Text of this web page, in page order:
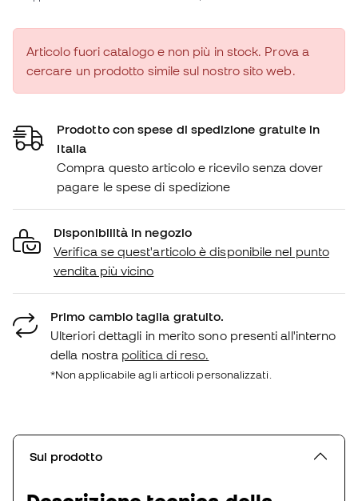
Articolo fuori catalogo e non più in stock. Prova a
cercare un prodotto simile sul nostro sito web.
Prodotto con spese di spedizione gratuite in
Italia
Compra questo articolo e ricevilo senza dover
pagare le spese di spedizione
Disponibilità in negozio
Verifica se quest'articolo è disponibile nel punto
vendita più vicino
Primo cambio taglia gratuito.
Ulteriori dettagli in merito sono presenti all'interno
della nostra politica di reso.
*Non applicabile agli articoli personalizzati.
Sul prodotto